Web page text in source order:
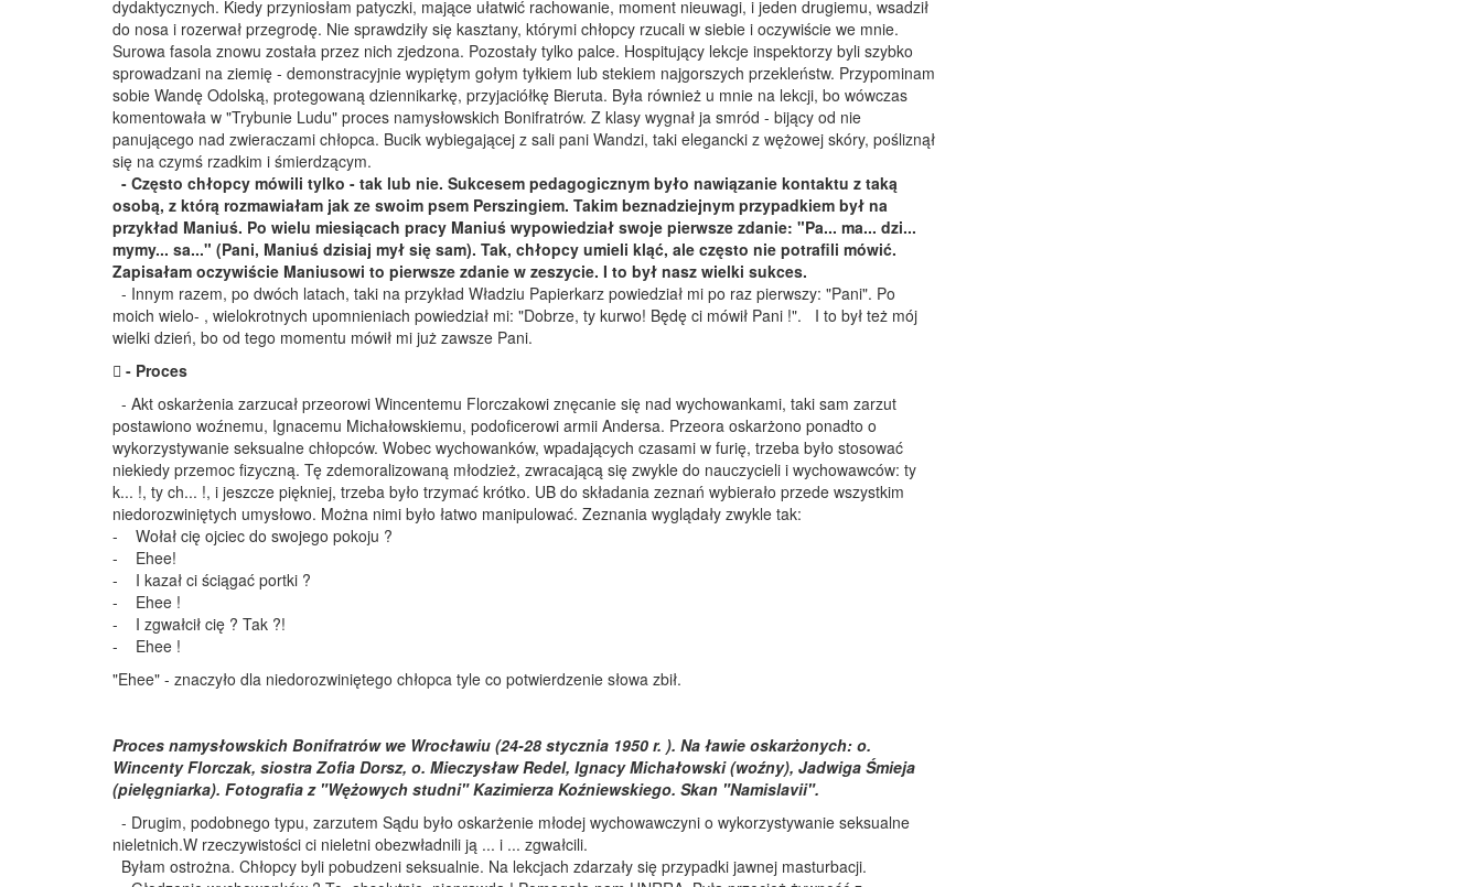
dydaktycznych. Kiedy przyniosłam patyczki, mające ułatwić rachowanie, moment nieuwagi, i jeden drugiemu, wsadził
do nosa i rozerwał przegrodę. Nie sprawdziły się kasztany, którymi chłopcy rzucali w siebie i oczywiście we mnie.
Surowa fasola znowu została przez nich zjedzona. Pozostały tylko palce. Hospitujący lekcje inspektorzy byli szybko
sprowadzani na ziemię - demonstracyjnie wypiętym gołym tyłkiem lub stekiem najgorszych przekleństw. Przypominam
sobie Wandę Odolską, protegowaną dziennikarkę, przyjaciółkę Bieruta. Była również u mnie na lekcji, bo wówczas
komentowała w "Trybunie Ludu" proces namysłowskich Bonifratrów. Z klasy wygnał ja smród - bijący od nie
panującego nad zwieraczami chłopca. Bucik wybiegającej z sali pani Wandzi, taki elegancki z wężowej skóry, pośliznął
się na czymś rzadkim i śmierdzącym.
- Często chłopcy mówili tylko - tak lub nie. Sukcesem pedagogicznym było nawiązanie kontaktu z taką
osobą, z którą rozmawiałam jak ze swoim psem Perszingiem. Takim beznadziejnym przypadkiem był na
przykład Maniuś. Po wielu miesiącach pracy Maniuś wypowiedział swoje pierwsze zdanie: "Pa... ma... dzi...
mymy... sa..." (Pani, Maniuś dzisiaj mył się sam). Tak, chłopcy umieli kląć, ale często nie potrafili mówić.
Zapisałam oczywiście Maniusowi to pierwsze zdanie w zeszycie. I to był nasz wielki sukces.
- Innym razem, po dwóch latach, taki na przykład Władziu Papierkarz powiedział mi po raz pierwszy: "Pani". Po
moich wielo- , wielokrotnych upomnieniach powiedział mi: "Dobrze, ty kurwo! Będę ci mówił Pani !". I to był też mój
wielki dzień, bo od tego momentu mówił mi już zawsze Pani.
 - Proces
- Akt oskarżenia zarzucał przeorowi Wincentemu Florczakowi znęcanie się nad wychowankami, taki sam zarzut
postawiono woźnemu, Ignacemu Michałowskiemu, podoficerowi armii Andersa. Przeora oskarżono ponadto o
wykorzystywanie seksualne chłopców. Wobec wychowanków, wpadających czasami w furię, trzeba było stosować
niekiedy przemoc fizyczną. Tę zdemoralizowaną młodzież, zwracającą się zwykle do nauczycieli i wychowawców: ty
k... !, ty ch... !, i jeszcze piękniej, trzeba było trzymać krótko. UB do składania zeznań wybierało przede wszystkim
niedorozwiniętych umysłowo. Można nimi było łatwo manipulować. Zeznania wyglądały zwykle tak:
- Wołał cię ojciec do swojego pokoju ?
- Ehee!
- I kazał ci ściągać portki ?
- Ehee !
- I zgwałcił cię ? Tak ?!
- Ehee !
"Ehee" - znaczyło dla niedorozwiniętego chłopca tyle co potwierdzenie słowa zbił.
Proces namysłowskich Bonifratrów we Wrocławiu (24-28 stycznia 1950 r. ). Na ławie oskarżonych: o.
Wincenty Florczak, siostra Zofia Dorsz, o. Mieczysław Redel, Ignacy Michałowski (woźny), Jadwiga Śmieja
(pielęgniarka). Fotografia z "Wężowych studni" Kazimierza Koźniewskiego. Skan "Namislavii".
- Drugim, podobnego typu, zarzutem Sądu było oskarżenie młodej wychowawczyni o wykorzystywanie seksualne
nieletnich.W rzeczywistości ci nieletni obezwładnili ją ... i ... zgwałcili.
Byłam ostrożna. Chłopcy byli pobudzeni seksualnie. Na lekcjach zdarzały się przypadki jawnej masturbacji.